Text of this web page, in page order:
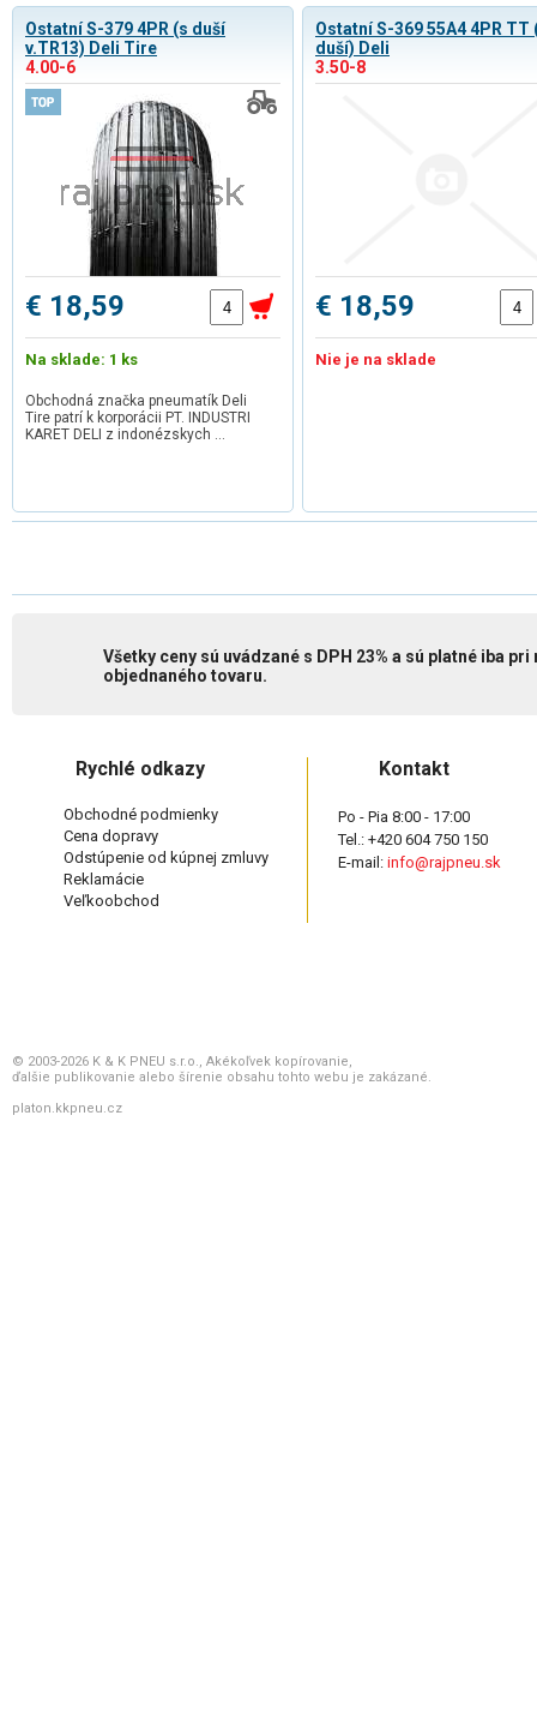
Ostatní S-379 4PR (s duší
v.TR13) Deli Tire
4.00-6
€ 18,59
Na sklade: 1 ks
Obchodná značka pneumatík Deli
Tire patrí k korporácii PT. INDUSTRI
KARET DELI z indonézskych …
Ostatní S-369 55A4 4PR TT
duší) Deli
3.50-8
€ 18,59
Nie je na sklade
Všetky ceny sú uvádzané s DPH 23% a sú platné iba
objednaného tovaru.
Rychlé odkazy
Obchodné podmienky
Cena dopravy
Odstúpenie od kúpnej zmluvy
Reklamácie
Veľkoobchod
Kontakt
Po - Pia 8:00 - 17:00
Tel.: +420 604 750 150
E-mail: info@rajpneu.sk
© 2003-2026 K & K PNEU s.r.o., Akékoľvek kopírovanie,
ďalšie publikovanie alebo šírenie obsahu tohto webu je zakázané.
platon.kkpneu.cz